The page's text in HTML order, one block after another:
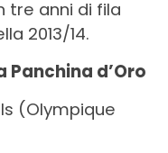
tre anni di fila
2013/14.
Panchina d’Oro
(Olympique